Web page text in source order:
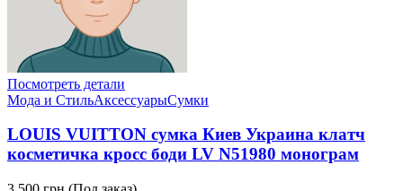
Посмотреть детали
Мода и СтильАксессуарыСумки
LOUIS VUITTON сумка Киев Украина клатч
косметичка кросс боди LV N51980 монограм